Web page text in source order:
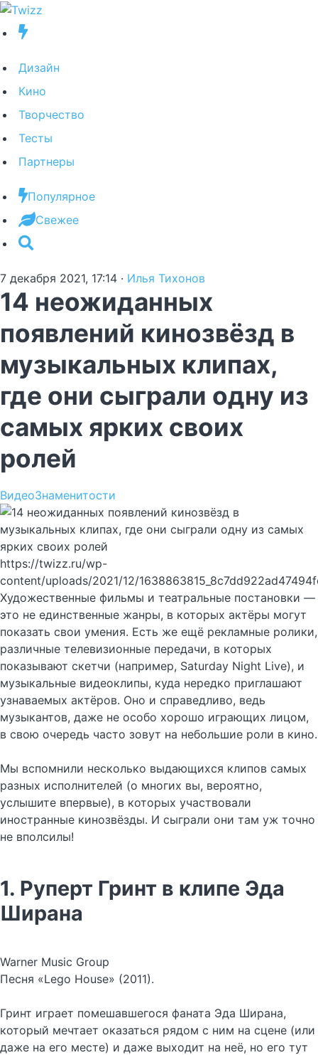
Дизайн
Кино
Творчество
Тесты
Партнеры
Популярное
Свежее
7 декабря 2021, 17:14 · Илья Тихонов
14 неожиданных
появлений кинозвёзд в
музыкальных клипах,
где они сыграли одну из
самых ярких своих
ролей
ВидеоЗнаменитости
https://twizz.ru/wp-
content/uploads/2021/12/
Художественные фильмы и театральные постановки —
это не единственные жанры, в которых актёры могут
показать свои умения. Есть же ещё рекламные ролики,
различные телевизионные передачи, в которых
показывают скетчи (например, Saturday Night Live), и
музыкальные видеоклипы, куда нередко приглашают
узнаваемых актёров. Оно и справедливо, ведь
музыкантов, даже не особо хорошо играющих лицом,
в свою очередь часто зовут на небольшие роли в кино.
Мы вспомнили несколько выдающихся клипов самых
разных исполнителей (о многих вы, вероятно,
услышите впервые), в которых участвовали
иностранные кинозвёзды. И сыграли они там уж точно
не вполсилы!
1. Руперт Гринт в клипе Эда
Ширана
Warner Music Group
Песня «Lego House» (2011).
Гринт играет помешавшегося фаната Эда Ширана,
который мечтает оказаться рядом с ним на сцене (или
даже на его месте) и даже выходит на неё, но его тут